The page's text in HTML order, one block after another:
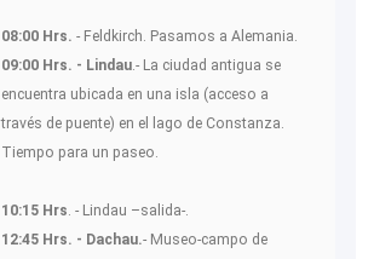
08:00 Hrs. - Feldkirch. Pasamos a Alemania.
09:00 Hrs. - Lindau.- La ciudad antigua se
encuentra ubicada en una isla (acceso a
través de puente) en el lago de Constanza.
Tiempo para un paseo.
10:15 Hrs. - Lindau –salida-.
12:45 Hrs. - Dachau.- Museo-campo de